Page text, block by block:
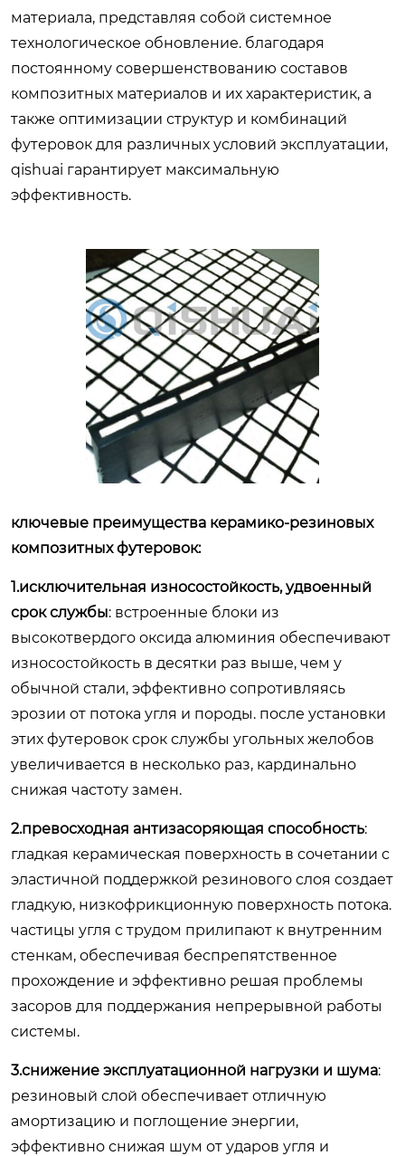
материала, представляя собой системное
технологическое обновление. благодаря
постоянному совершенствованию составов
композитных материалов и их характеристик, а
также оптимизации структур и комбинаций
футеровок для различных условий эксплуатации,
qishuai гарантирует максимальную
эффективность.
ключевые преимущества керамико-резиновых
композитных футеровок:
1.исключительная износостойкость, удвоенный
срок службы: встроенные блоки из
высокотвердого оксида алюминия обеспечивают
износостойкость в десятки раз выше, чем у
обычной стали, эффективно сопротивляясь
эрозии от потока угля и породы. после установки
этих футеровок срок службы угольных желобов
увеличивается в несколько раз, кардинально
снижая частоту замен.
2.превосходная антизасоряющая способность:
гладкая керамическая поверхность в сочетании с
эластичной поддержкой резинового слоя создает
гладкую, низкофрикционную поверхность потока.
частицы угля с трудом прилипают к внутренним
стенкам, обеспечивая беспрепятственное
прохождение и эффективно решая проблемы
засоров для поддержания непрерывной работы
системы.
3.снижение эксплуатационной нагрузки и шума:
резиновый слой обеспечивает отличную
амортизацию и поглощение энергии,
эффективно снижая шум от ударов угля и